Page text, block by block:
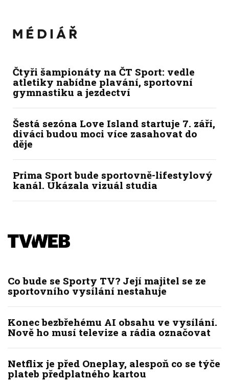
Čtyři šampionáty na ČT Sport: vedle
atletiky nabídne plavání, sportovní
gymnastiku a jezdectví
Šestá sezóna Love Island startuje 7. září,
diváci budou moci více zasahovat do
děje
Prima Sport bude sportovně-lifestylový
kanál. Ukázala vizuál studia
Co bude se Sporty TV? Její majitel se ze
sportovního vysílání nestahuje
Konec bezbřehému AI obsahu ve vysílání.
Nově ho musí televize a rádia označovat
Netflix je před Oneplay, alespoň co se týče
plateb předplatného kartou